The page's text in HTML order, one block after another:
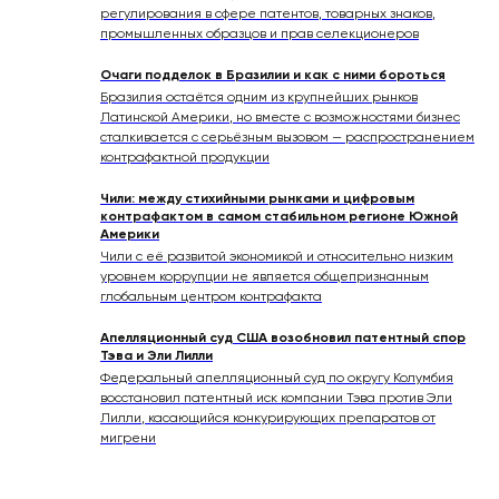
регулирования в сфере патентов, товарных знаков,
промышленных образцов и прав селекционеров
Очаги подделок в Бразилии и как с ними бороться
Бразилия остаётся одним из крупнейших рынков
Латинской Америки, но вместе с возможностями бизнес
сталкивается с серьёзным вызовом — распространением
контрафактной продукции
Чили: между стихийными рынками и цифровым
контрафактом в самом стабильном регионе Южной
Америки
Чили с её развитой экономикой и относительно низким
уровнем коррупции не является общепризнанным
глобальным центром контрафакта
Апелляционный суд США возобновил патентный спор
Тэва и Эли Лилли
Федеральный апелляционный суд по округу Колумбия
восстановил патентный иск компании Тэва против Эли
Лилли, касающийся конкурирующих препаратов от
мигрени